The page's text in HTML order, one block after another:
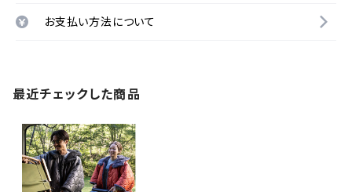
お支払い方法について
最近チェックした商品